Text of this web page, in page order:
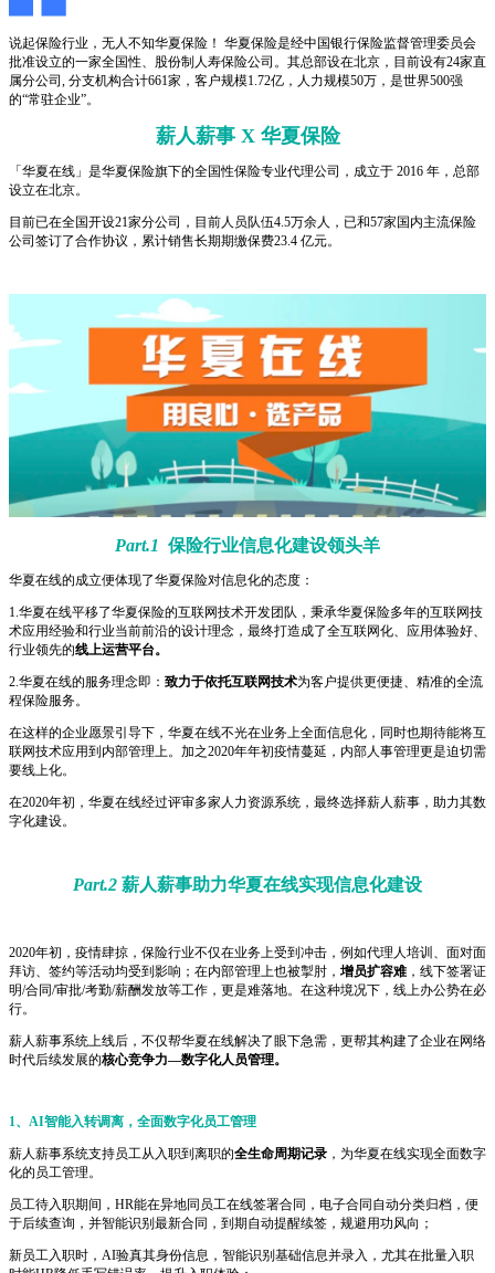
说起保险行业，无人不知华夏保险！ 华夏保险是经中国银行保险监督管理委员会
批准设立的一家全国性、股份制人寿保险公司。其总部设在北京，目前设有24家直
属分公司, 分支机构合计661家，客户规模1.72亿，人力规模50万，是世界500强
的“常驻企业”。
薪人薪事 X 华夏保险
「华夏在线」是华夏保险旗下的全国性保险专业代理公司，成立于 2016 年，总部
设立在北京。
目前已在全国开设21家分公司，目前人员队伍4.5万余人，已和57家国内主流保险
公司签订了合作协议，累计销售长期期缴保费23.4 亿元。
Part.1 保险行业信息化建设领头羊
华夏在线的成立便体现了华夏保险对信息化的态度：
1.华夏在线平移了华夏保险的互联网技术开发团队，秉承华夏保险多年的互联网技
术应用经验和行业当前前沿的设计理念，最终打造成了全互联网化、应用体验好、
行业领先的线上运营平台。
2.华夏在线的服务理念即： 致力于依托互联网技术为客户提供更便捷、精准的全流
程保险服务。
在这样的企业愿景引导下，华夏在线不光在业务上全面信息化，同时也期待能将互
联网技术应用到内部管理上。加之2020年年初疫情蔓延，内部人事管理更是迫切需
要线上化。
在2020年初，华夏在线经过评审多家人力资源系统，最终选择薪人薪事，助力其数
字化建设。
Part.2 薪人薪事助力华夏在线实现信息化建设
2020年初，疫情肆掠，保险行业不仅在业务上受到冲击，例如代理人培训、面对面
拜访、签约等活动均受到影响；在内部管理上也被掣肘， 增员扩容难 ，线下签署证
明/合同/审批/考勤/薪酬发放等工作，更是难落地。在这种境况下，线上办公势在必
行。
薪人薪事系统上线后，不仅帮华夏在线解决了眼下急需，更帮其构建了企业在网络
时代后续发展的核心竞争力—数字化人员管理。
1、AI智能入转调离，全面数字化员工管理
薪人薪事系统支持员工从入职到离职的全生命周期记录 ，为华夏在线实现全面数字
化的员工管理。
员工待入职期间，HR能在异地同员工在线签署合同，电子合同自动分类归档，便
于后续查询，并智能识别最新合同，到期自动提醒续签，规避用功风向；
新员工入职时，AI验真其身份信息，智能识别基础信息并录入，尤其在批量入职